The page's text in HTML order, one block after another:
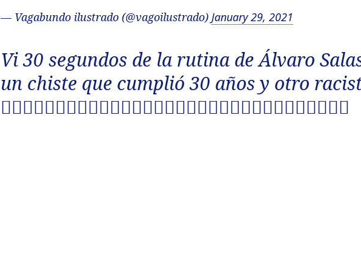
— Vagabundo ilustrado (@vagoilustrado) January 29, 2021
Vi 30 segundos de la rutina de Álvaro
un chiste que cumplió 30 años y otro
🤦‍♀️🤦‍♀️🤦‍♀️🤦‍♀️🤦‍♀️🤦‍♀️🤦‍♀️🤦‍♀️🤦‍♀️🤦‍♀️🤦‍♀️🤦‍♀️🤦‍♀️🤦‍♀️🤦‍♀️🤦‍♀️